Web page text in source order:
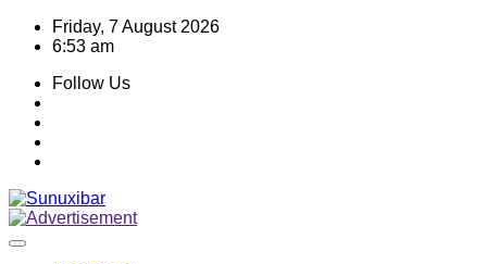
Skip
Friday, 7 August 2026
6:53 am
Follow Us